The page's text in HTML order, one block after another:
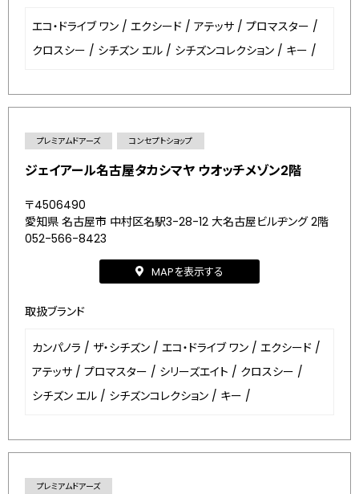
エコ・ドライブ ワン / エクシード / アテッサ / プロマスター /
クロスシー / シチズン エル / シチズンコレクション / キー /
プレミアムドアーズ コンセプトショップ
ジェイアール名古屋タカシマヤ ウオッチメゾン2階
〒4506490
愛知県 名古屋市 中村区名駅3-28-12 大名古屋ビルヂング 2階
052-566-8423
MAPを表示する
取扱ブランド
カンパノラ / ザ・シチズン / エコ・ドライブ ワン / エクシード /
アテッサ / プロマスター / シリーズエイト / クロスシー /
シチズン エル / シチズンコレクション / キー /
プレミアムドアーズ